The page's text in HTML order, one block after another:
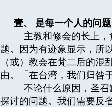
壹、
是每一个人的问题
主教和修会的长上，
题。因为有迹象显示，所
（或）教会在梵二后的
由。「在台湾，我们归咎
不论什么原因，圣召
探讨的问题。我们需要反